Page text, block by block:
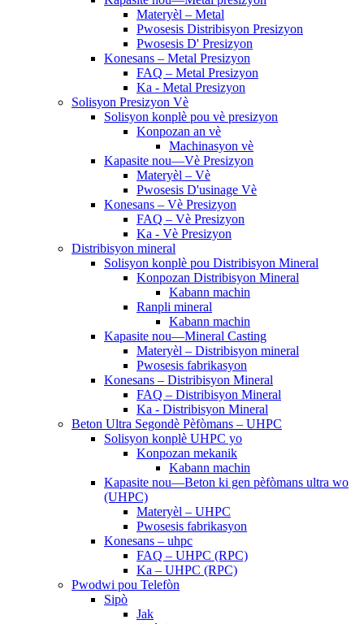
Materyèl – Metal
Pwosesis Distribisyon Presizyon
Pwosesis D' Presizyon
Konesans – Metal Presizyon
FAQ – Metal Presizyon
Ka - Metal Presizyon
Solisyon Presizyon Vè
Solisyon konplè pou vè presizyon
Konpozan an vè
Machinasyon vè
Kapasite nou—Vè Presizyon
Materyèl – Vè
Pwosesis D'usinage Vè
Konesans – Vè Presizyon
FAQ – Vè Presizyon
Ka - Vè Presizyon
Distribisyon mineral
Solisyon konplè pou Distribisyon Mineral
Konpozan Distribisyon Mineral
Kabann machin
Ranpli mineral
Kabann machin
Kapasite nou—Mineral Casting
Materyèl – Distribisyon mineral
Pwosesis fabrikasyon
Konesans – Distribisyon Mineral
FAQ – Distribisyon Mineral
Ka - Distribisyon Mineral
Beton Ultra Segondè Pèfòmans – UHPC
Solisyon konplè UHPC yo
Konpozan mekanik
Kabann machin
Kapasite nou—Beton ki gen pèfòmans ultra wo
(UHPC)
Materyèl – UHPC
Pwosesis fabrikasyon
Konesans – uhpc
FAQ – UHPC (RPC)
Ka – UHPC (RPC)
Pwodwi pou Telefòn
Sipò
Jak